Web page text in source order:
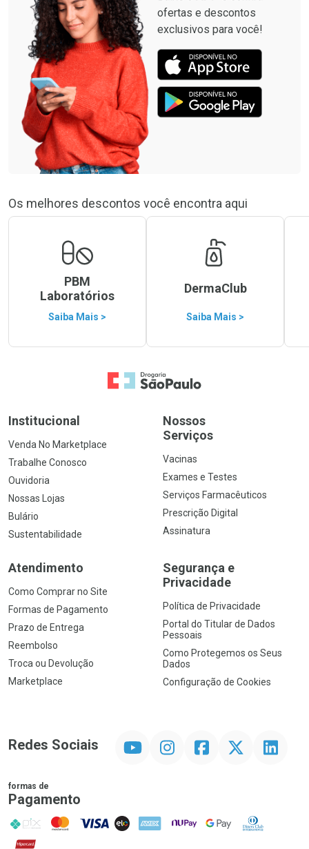
ofertas e descontos
exclusivos para você!
Os melhores descontos você encontra aqui
PBM
Laboratórios
Saiba Mais >
DermaClub
Saiba Mais >
Ir para a Home
Institucional
Venda No Marketplace
Trabalhe Conosco
Ouvidoria
Nossas Lojas
Bulário
Sustentabilidade
Nossos
Serviços
Vacinas
Exames e Testes
Serviços Farmacêuticos
Prescrição Digital
Assinatura
Atendimento
Como Comprar no Site
Formas de Pagamento
Prazo de Entrega
Reembolso
Troca ou Devolução
Marketplace
Segurança e
Privacidade
Política de Privacidade
Portal do Titular de Dados
Pessoais
Como Protegemos os Seus
Dados
Configuração de Cookies
Redes Sociais InstagramFacebookTwitter Linkedin
formas de
Pagamento
PIX MasterCard
VISA ELO AMEX NuPay Google PayDiners Club
Hipercard